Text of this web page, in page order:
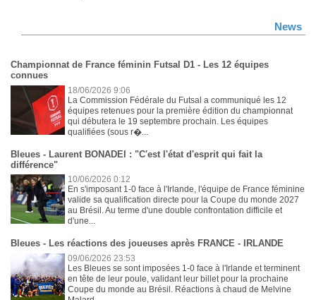
News
Championnat de France féminin Futsal D1 - Les 12 équipes
connues
18/06/2026 9:06
La Commission Fédérale du Futsal a communiqué les 12
équipes retenues pour la première édition du championnat
qui débutera le 19 septembre prochain. Les équipes
qualifiées (sous r�...
Bleues - Laurent BONADEI : "C'est l'état d'esprit qui fait la
différence"
10/06/2026 0:12
En s'imposant 1-0 face à l'Irlande, l'équipe de France féminine
valide sa qualification directe pour la Coupe du monde 2027
au Brésil. Au terme d'une double confrontation difficile et
d'une...
Bleues - Les réactions des joueuses après FRANCE - IRLANDE
09/06/2026 23:53
Les Bleues se sont imposées 1-0 face à l'Irlande et terminent
en tête de leur poule, validant leur billet pour la prochaine
Coupe du monde au Brésil. Réactions à chaud de Melvine